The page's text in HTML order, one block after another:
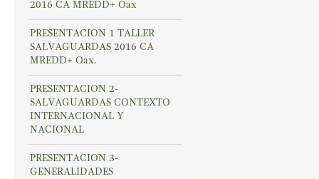
2016 CA MREDD+ Oax
PRESENTACION 1 TALLER
SALVAGUARDAS 2016 CA
MREDD+ Oax.
PRESENTACION 2-
SALVAGUARDAS CONTEXTO
INTERNACIONAL Y
NACIONAL
PRESENTACION 3-
GENERALIDADES